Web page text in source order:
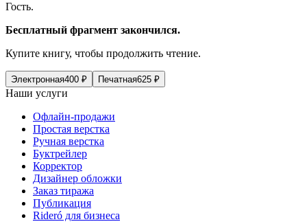
Гость.
Бесплатный фрагмент закончился.
Купите книгу, чтобы продолжить чтение.
Электронная400 ₽ Печатная625 ₽
Наши услуги
Офлайн-продажи
Простая верстка
Ручная верстка
Буктрейлер
Корректор
Дизайнер обложки
Заказ тиража
Публикация
Rideró для бизнеса